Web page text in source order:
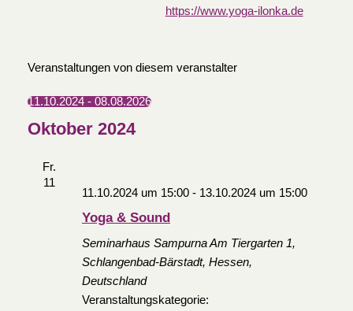
https://www.yoga-ilonka.de
Veranstaltungen von diesem veranstalter
11.10.2024 - 08.08.2026
wählen.
Oktober 2024
Fr.
11
11.10.2024 um 15:00- 13.10.2024 um 15:00
Yoga & Sound
Seminarhaus SampurnaAm Tiergarten 1,
Schlangenbad-Bärstadt, Hessen,
Deutschland
Veranstaltungskategorie: